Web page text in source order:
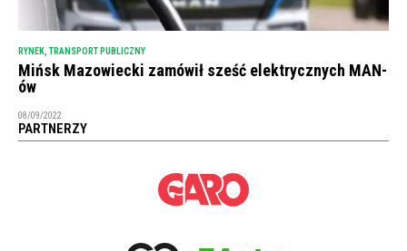
RYNEK TRANSPORT PUBLICZNY
Mińsk Mazowiecki zamówił sześć elektrycznych MAN-
ów
08/09/2022
PARTNERZY